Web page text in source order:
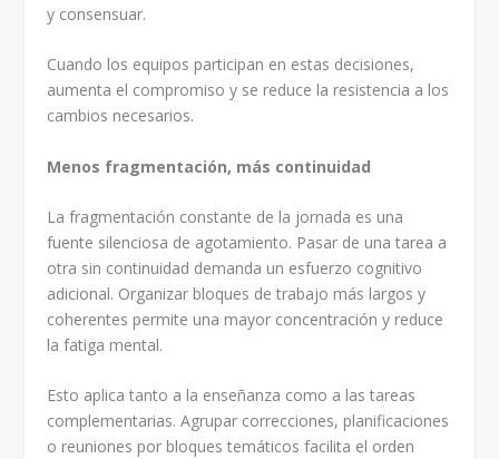
y consensuar.
Cuando los equipos participan en estas decisiones,
aumenta el compromiso y se reduce la resistencia a los
cambios necesarios.
Menos fragmentación, más continuidad
La fragmentación constante de la jornada es una
fuente silenciosa de agotamiento. Pasar de una tarea a
otra sin continuidad demanda un esfuerzo cognitivo
adicional. Organizar bloques de trabajo más largos y
coherentes permite una mayor concentración y reduce
la fatiga mental.
Esto aplica tanto a la enseñanza como a las tareas
complementarias. Agrupar correcciones, planificaciones
o reuniones por bloques temáticos facilita el orden